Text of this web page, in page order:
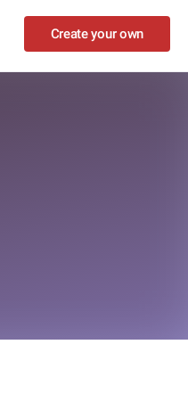
Create your own